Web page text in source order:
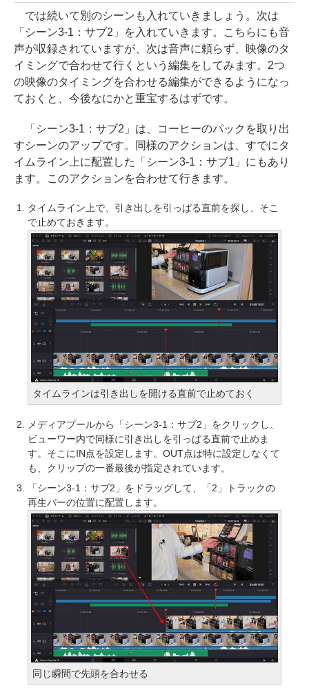
では続いて別のシーンも入れていきましょう。次は
「シーン3-1：サブ2」を入れていきます。こちらにも音
声が収録されていますが、次は音声に頼らず、映像のタ
イミングで合わせて行くという編集をしてみます。2つ
の映像のタイミングを合わせる編集ができるようになっ
ておくと、今後なにかと重宝するはずです。
「シーン3-1：サブ2」は、コーヒーのパックを取り出
すシーンのアップです。同様のアクションは、すでにタ
イムライン上に配置した「シーン3-1：サブ1」にもあり
ます。このアクションを合わせて行きます。
タイムライン上で、引き出しを引っぱる直前を探し、そこ
で止めておきます。
タイムラインは引き出しを開ける直前で止めておく
メディアプールから「シーン3-1：サブ2」をクリックし、
ビューワー内で同様に引き出しを引っぱる直前で止めま
す。そこにIN点を設定します。OUT点は特に設定しなくて
も、クリップの一番最後が指定されています。
「シーン3-1：サブ2」をドラッグして、「2」トラックの
再生バーの位置に配置します。
同じ瞬間で先頭を合わせる